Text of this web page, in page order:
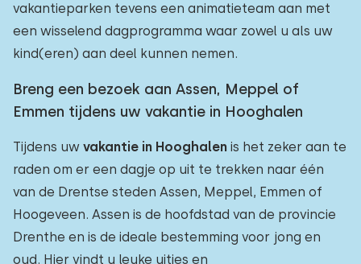
vakantieparken tevens een animatieteam aan met
een wisselend dagprogramma waar zowel u als uw
kind(eren) aan deel kunnen nemen.
Breng een bezoek aan Assen, Meppel of
Emmen tijdens uw vakantie in Hooghalen
Tijdens uw vakantie in Hooghalen is het zeker aan te
raden om er een dagje op uit te trekken naar één
van de Drentse steden Assen, Meppel, Emmen of
Hoogeveen. Assen is de hoofdstad van de provincie
Drenthe en is de ideale bestemming voor jong en
oud. Hier vindt u leuke uitjes en